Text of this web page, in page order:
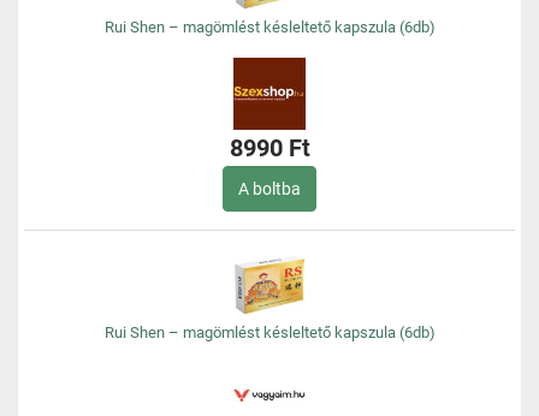
Rui Shen – magömlést késleltető kapszula (6db)
8990 Ft
A boltba
Rui Shen – magömlést késleltető kapszula (6db)